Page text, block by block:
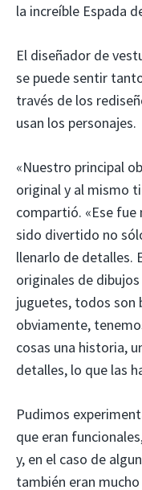
la increíble Espada
El diseñador de
se puede sentir
través de los
usan los personajes.
«Nuestro principal
original y al mismo
compartió. «Ese fue
sido divertido no
llenarlo de detalles.
originales de
juguetes, todos son
obviamente,
cosas una historia,
detalles, lo que las
Pudimos
que eran
y, en el caso de
también eran